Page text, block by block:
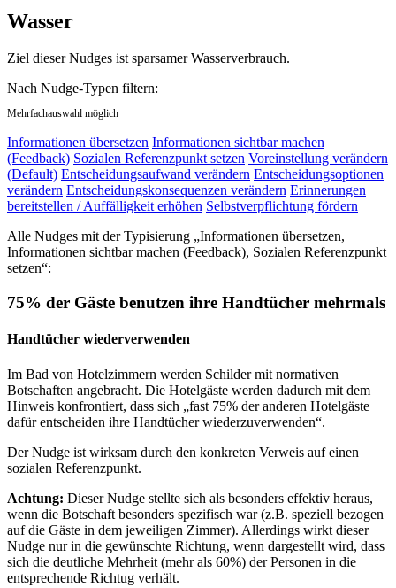
Wasser
Ziel dieser Nudges ist sparsamer Wasserverbrauch.
Nach Nudge-Typen filtern:
Mehrfachauswahl möglich
Informationen übersetzen Informationen sichtbar machen
(Feedback) Sozialen Referenzpunkt setzen Voreinstellung verändern
(Default) Entscheidungsaufwand verändern Entscheidungsoptionen
verändern Entscheidungskonsequenzen verändern Erinnerungen
bereitstellen / Auffälligkeit erhöhen Selbstverpflichtung fördern
Alle Nudges mit der Typisierung „Informationen übersetzen,
Informationen sichtbar machen (Feedback), Sozialen Referenzpunkt
setzen“:
75% der Gäste benutzen ihre Handtücher mehrmals
Handtücher wiederverwenden
Im Bad von Hotelzimmern werden Schilder mit normativen
Botschaften angebracht. Die Hotelgäste werden dadurch mit dem
Hinweis konfrontiert, dass sich „fast 75% der anderen Hotelgäste
dafür entscheiden ihre Handtücher wiederzuverwenden“.
Der Nudge ist wirksam durch den konkreten Verweis auf einen
sozialen Referenzpunkt.
Achtung: Dieser Nudge stellte sich als besonders effektiv heraus,
wenn die Botschaft besonders spezifisch war (z.B. speziell bezogen
auf die Gäste in dem jeweiligen Zimmer). Allerdings wirkt dieser
Nudge nur in die gewünschte Richtung, wenn dargestellt wird, dass
sich die deutliche Mehrheit (mehr als 60%) der Personen in die
entsprechende Richtug verhält.